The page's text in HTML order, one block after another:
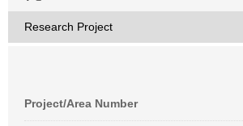
Research Project
Project/Area Number